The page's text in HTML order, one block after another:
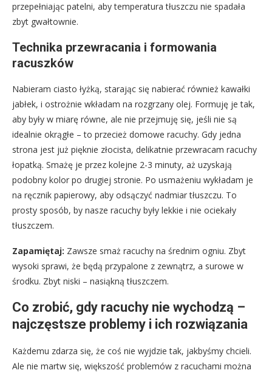
przepełniając patelni, aby temperatura tłuszczu nie spadała
zbyt gwałtownie.
Technika przewracania i formowania
racuszków
Nabieram ciasto łyżką, starając się nabierać również kawałki
jabłek, i ostrożnie wkładam na rozgrzany olej. Formuję je tak,
aby były w miarę równe, ale nie przejmuję się, jeśli nie są
idealnie okrągłe – to przecież domowe racuchy. Gdy jedna
strona jest już pięknie złocista, delikatnie przewracam racuchy
łopatką. Smażę je przez kolejne 2-3 minuty, aż uzyskają
podobny kolor po drugiej stronie. Po usmażeniu wykładam je
na ręcznik papierowy, aby odsączyć nadmiar tłuszczu. To
prosty sposób, by nasze racuchy były lekkie i nie ociekały
tłuszczem.
Zapamiętaj: Zawsze smaż racuchy na średnim ogniu. Zbyt
wysoki sprawi, że będą przypalone z zewnątrz, a surowe w
środku. Zbyt niski – nasiąkną tłuszczem.
Co zrobić, gdy racuchy nie wychodzą –
najczęstsze problemy i ich rozwiązania
Każdemu zdarza się, że coś nie wyjdzie tak, jakbyśmy chcieli.
Ale nie martw się, większość problemów z racuchami można